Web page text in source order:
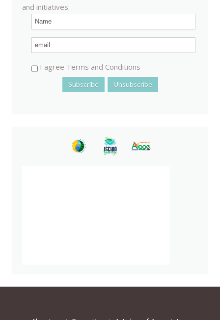
and initiatives.
I agree Terms and Conditions